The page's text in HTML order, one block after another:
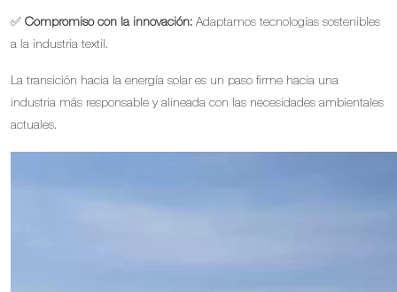
✅ Compromiso con la innovación: Adaptamos tecnologías sostenibles
a la industria textil.
La transición hacia la energía solar es un paso firme hacia una
industria más responsable y alineada con las necesidades ambientales
actuales.